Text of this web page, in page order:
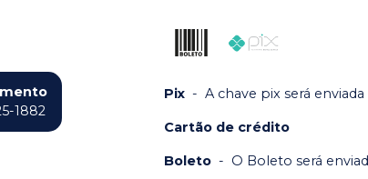
1882
Pix - A chave pix será
Cartão de crédito
Boleto - O Boleto será